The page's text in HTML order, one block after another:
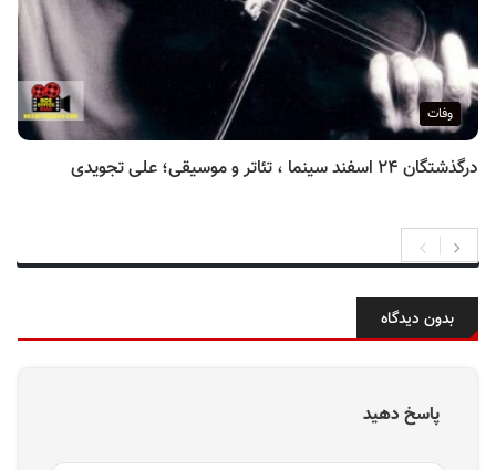
وفات
درگذشتگان ۲۴ اسفند سینما ، تئاتر و موسیقی؛ علی تجویدی
بدون دیدگاه
پاسخ دهید